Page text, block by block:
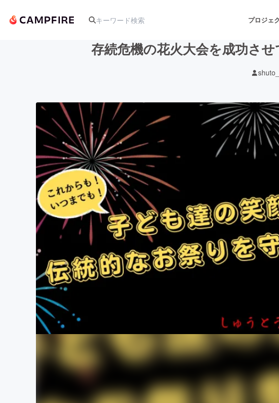
プロジェ
アート・写真 音楽
テクノロジー・ガジェット ゲーム・サー
映像・映画
ビジネス・起業 チャレンジ
まちづくり・地域活性化
存続危機の花火大会を成功さ